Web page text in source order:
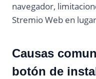
navegador,
Stremio Web en
Causas
botón de